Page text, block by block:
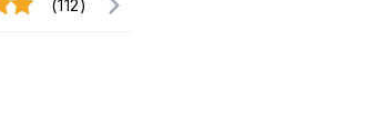
(112)